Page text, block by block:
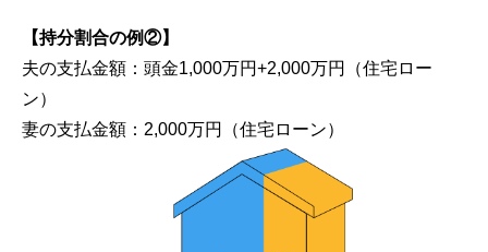
【持分割合の例②】
夫の支払金額：頭金1,000万円+2,000万円（住宅ロー
ン）
妻の支払金額：2,000万円（住宅ローン）